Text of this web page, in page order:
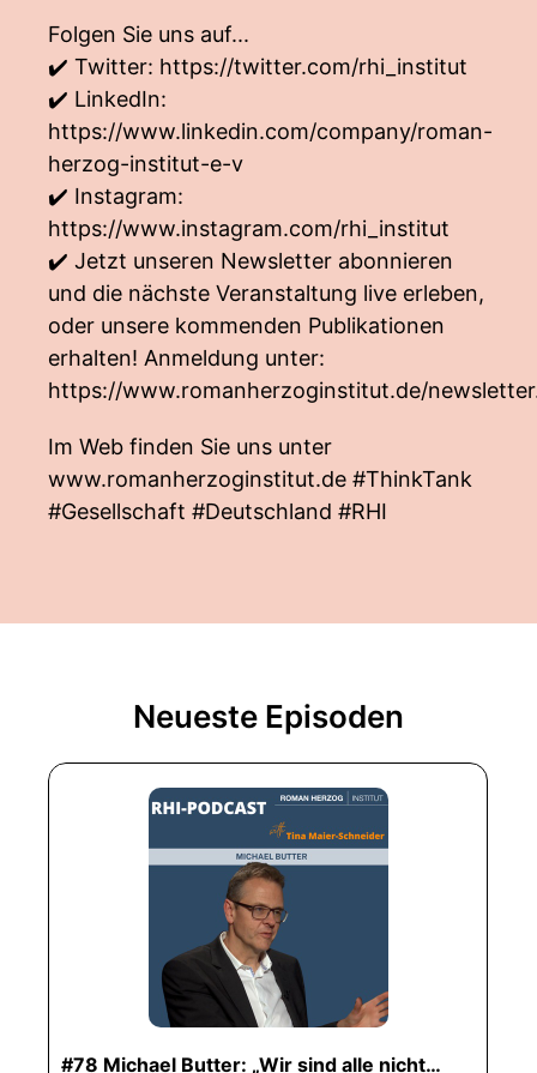
Folgen Sie uns auf...
✔️ Twitter: https://twitter.com/rhi_institut
✔️ LinkedIn:
https://www.linkedin.com/company/roman-
herzog-institut-e-v
✔️ Instagram:
https://www.instagram.com/rhi_institut
✔️ Jetzt unseren Newsletter abonnieren
und die nächste Veranstaltung live erleben,
oder unsere kommenden Publikationen
erhalten! Anmeldung unter:
https://www.romanherzoginstitut.de/
Im Web finden Sie uns unter
www.romanherzoginstitut.de #ThinkTank
#Gesellschaft #Deutschland #RHI
Neueste Episoden